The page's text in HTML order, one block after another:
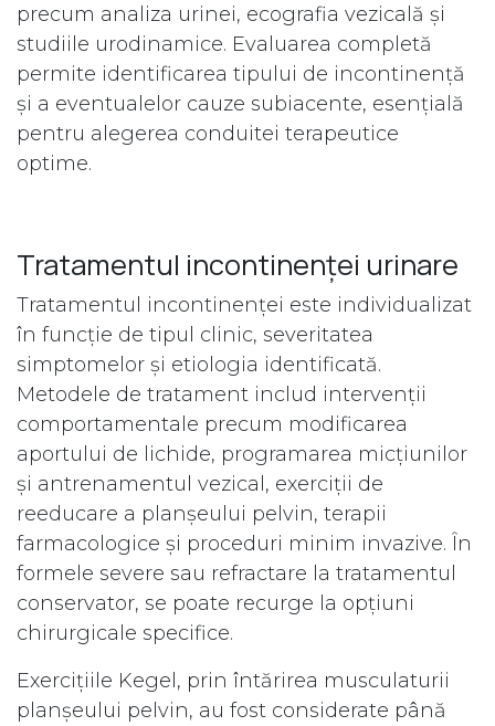
precum analiza urinei, ecografia vezicală și
studiile urodinamice. Evaluarea completă
permite identificarea tipului de incontinență
și a eventualelor cauze subiacente, esențială
pentru alegerea conduitei terapeutice
optime.
Tratamentul incontinenței urinare
Tratamentul incontinenței este individualizat
în funcție de tipul clinic, severitatea
simptomelor și etiologia identificată.
Metodele de tratament includ intervenții
comportamentale precum modificarea
aportului de lichide, programarea micțiunilor
și antrenamentul vezical, exerciții de
reeducare a planșeului pelvin, terapii
farmacologice și proceduri minim invazive. În
formele severe sau refractare la tratamentul
conservator, se poate recurge la opțiuni
chirurgicale specifice.
Exercițiile Kegel, prin întărirea musculaturii
planșeului pelvin, au fost considerate până